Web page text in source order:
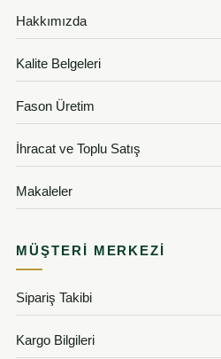
Hakkımızda
Kalite Belgeleri
Fason Üretim
İhracat ve Toplu Satış
Makaleler
MÜŞTERI MERKEZI
Sipariş Takibi
Kargo Bilgileri